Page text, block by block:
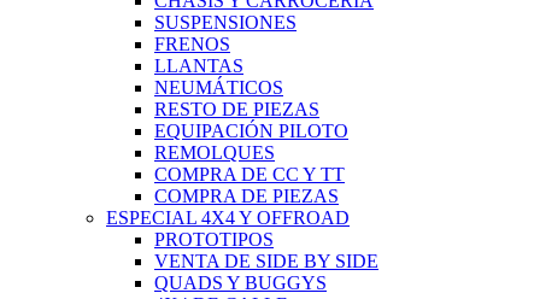
SUSPENSIONES
FRENOS
LLANTAS
NEUMÁTICOS
RESTO DE PIEZAS
EQUIPACIÓN PILOTO
REMOLQUES
COMPRA DE CC Y TT
COMPRA DE PIEZAS
ESPECIAL 4X4 Y OFFROAD
PROTOTIPOS
VENTA DE SIDE BY SIDE
QUADS Y BUGGYS